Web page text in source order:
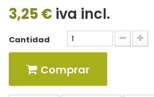
3,25 € iva incl.
Cantidad
Comprar